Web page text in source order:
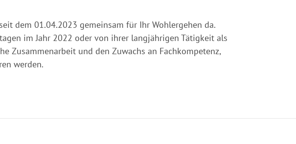
dem 01.04.2023 gemeinsam für Ihr Wohlergehen da.
im Jahr 2022 oder von ihrer langjährigen Tätigkeit als
Zusammenarbeit und den Zuwachs an Fachkompetenz,
werden.